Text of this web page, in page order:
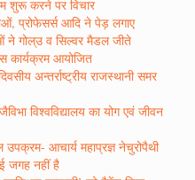
शुरू करने पर विचार
प्रोफेसर्स आदि ने पेड़ लगाए
ने गोल्उ व सिल्वर मैडल जीते
कार्यक्रम आयोजित
अन्तर्राष्ट्रीय राजस्थानी समर
विश्वविद्यालय का योग एवं जीवन
आचार्य महाप्रज्ञ नेचुरोपैथी
जगह नहीं है